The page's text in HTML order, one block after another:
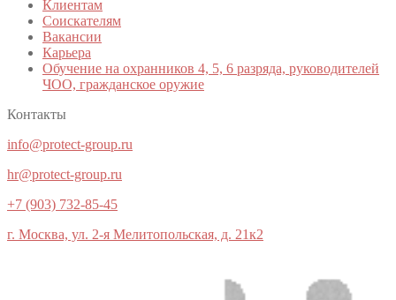
Клиентам
Соискателям
Вакансии
Карьера
Обучение на охранников 4, 5, 6 разряда, руководителей
ЧОО, гражданское оружие
Контакты
info@protect-group.ru
hr@protect-group.ru
+7 (903) 732-85-45
г. Москва, ул. 2-я Мелитопольская, д. 21к2